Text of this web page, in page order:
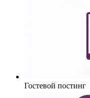
Гостевой постинг